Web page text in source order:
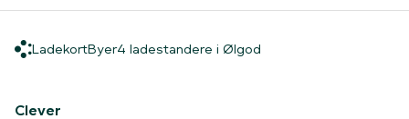
LadekortLadekort
ByerByer
4 ladestandere i Ølgod
Clever